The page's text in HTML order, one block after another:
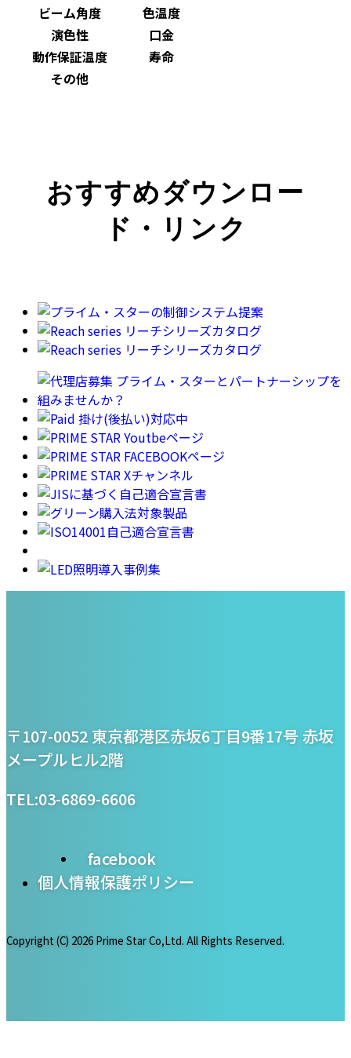
ビーム角度
色温度
演色性
口金
動作保証温度
寿命
その他
おすすめダウンロー
ド・リンク
会社
〒107-0052 東京都港区赤坂6丁目9番17号 赤坂
メープルヒル2階
TEL:03-6869-6606
facebook
個人情報保護ポリシー
Copyright (C) 2026 Prime Star Co,Ltd. All Rights Reserved.